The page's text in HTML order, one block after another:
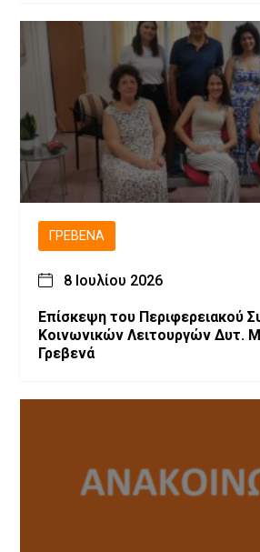
ΓΡΕΒΕΝΆ
8 Ιουλίου 2026
Επίσκεψη του Περιφερειακού
Κοινωνικών Λειτουργών Δυτ.
Γρεβενά